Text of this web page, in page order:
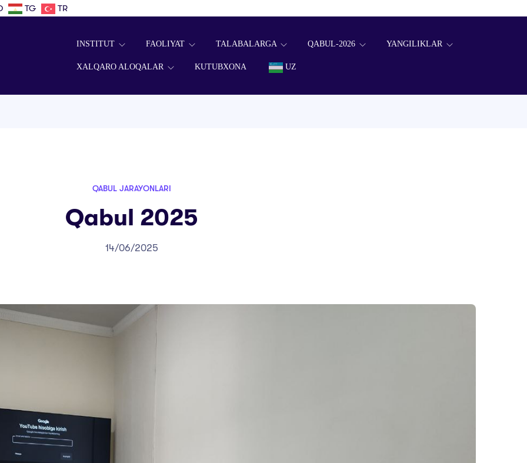
TG TR
INSTITUT FAOLIYAT TALABALARGA QABUL-2026 YANGILIKLAR
XALQARO ALOQALAR KUTUBXONA UZ
QABUL JARAYONLARI
Qabul 2025
14/06/2025